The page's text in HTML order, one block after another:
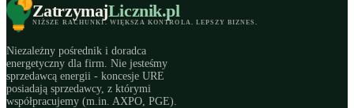
ZatrzymajLicznik.pl
NIŻSZE RACHUNKI. WIĘKSZA KONTROLA. LEPSZY BIZNES .
Niezależny pośrednik i doradca
energetyczny dla firm. Nie jesteśmy
sprzedawcą energii - koncesje URE
posiadają sprzedawcy, z którymi
współpracujemy (m.in. AXPO, PGE).